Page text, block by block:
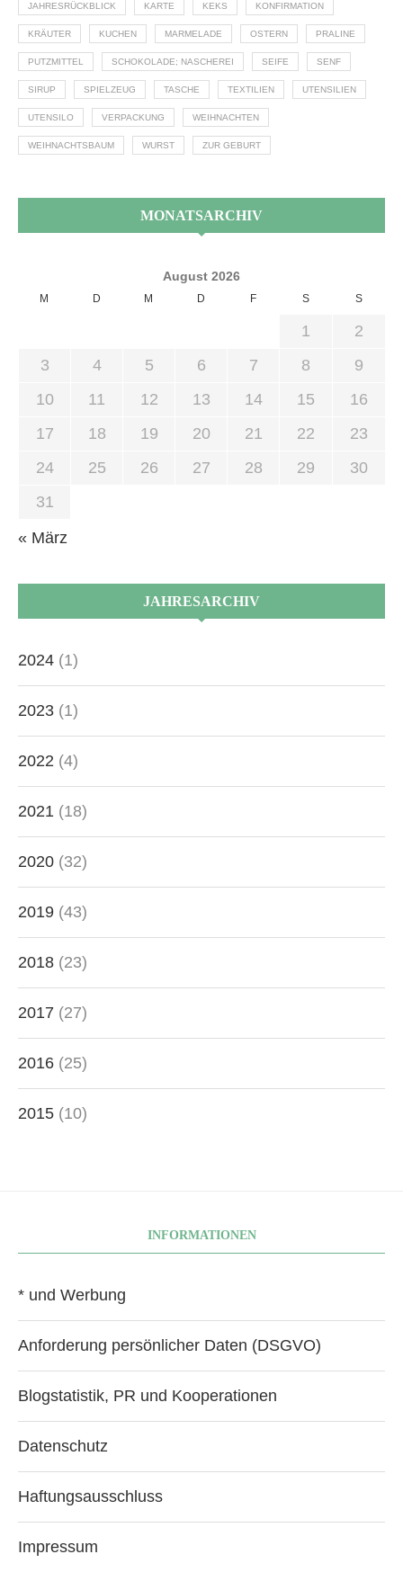
JAHRESRÜCKBLICK KARTE KEKS KONFIRMATION
KRÄUTER KUCHEN MARMELADE OSTERN PRALINE
PUTZMITTEL SCHOKOLADE; NASCHEREI SEIFE SENF
SIRUP SPIELZEUG TASCHE TEXTILIEN UTENSILIEN
UTENSILO VERPACKUNG WEIHNACHTEN
WEIHNACHTSBAUM WURST ZUR GEBURT
MONATSARCHIV
August 2026
M D M D F S S
1
2
3
4 5 6 7 8
9
10
11 12 13 14 15
16
17
18 19 20 21 22
23
24
25 26 27 28 29
30
31
« März
JAHRESARCHIV
2024 (1)
2023 (1)
2022 (4)
2021 (18)
2020 (32)
2019 (43)
2018 (23)
2017 (27)
2016 (25)
2015 (10)
INFORMATIONEN
* und Werbung
Anforderung persönlicher Daten (DSGVO)
Blogstatistik, PR und Kooperationen
Datenschutz
Haftungsausschluss
Impressum